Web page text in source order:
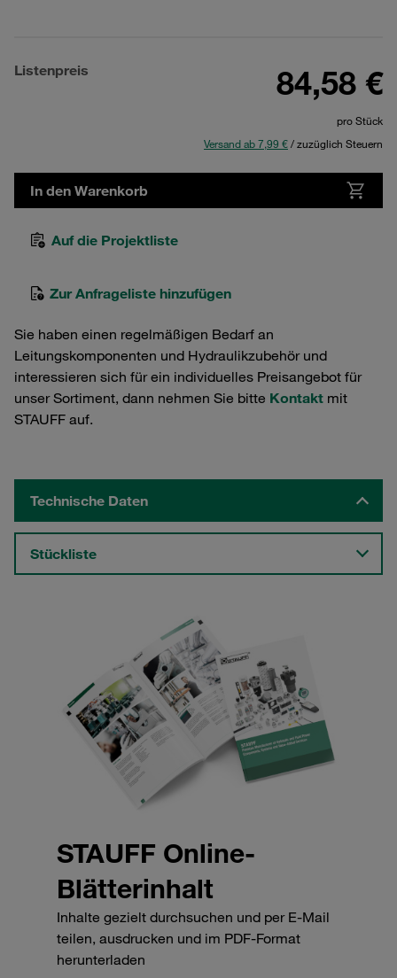
Listenpreis 84,58 €
pro Stück
Versand ab 7,99 €/ zuzüglich Steuern
In den Warenkorb
Auf die Projektliste
Zur Anfrageliste hinzufügen
Sie haben einen regelmäßigen Bedarf an
Leitungskomponenten und Hydraulikzubehör und
interessieren sich für ein individuelles Preisangebot für
unser Sortiment, dann nehmen Sie bitte Kontakt mit
STAUFF auf.
Technische Daten
Stückliste
STAUFF Online-
Blätterinhalt
Inhalte gezielt durchsuchen und per E-Mail
teilen, ausdrucken und im PDF-Format
herunterladen